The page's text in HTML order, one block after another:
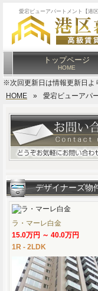
愛宕ビューアパートメント【港
トップページ
HOME
※次回更新日は情報更新日よ
HOME
» 愛宕ビューアパ
デザイナーズ物
ラ・マーレ白金
15.0万円 ～ 40.0万円
1R - 2LDK